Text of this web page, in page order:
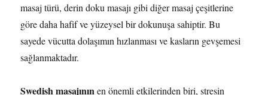
masaj türü, derin doku masajı gibi diğer masaj çeşitlerine
göre daha hafif ve yüzeysel bir dokunuşa sahiptir. Bu
sayede vücutta dolaşımın hızlanması ve kasların gevşemesi
sağlanmaktadır.
Swedish masajınınen önemli etkilerinden biri, stresin